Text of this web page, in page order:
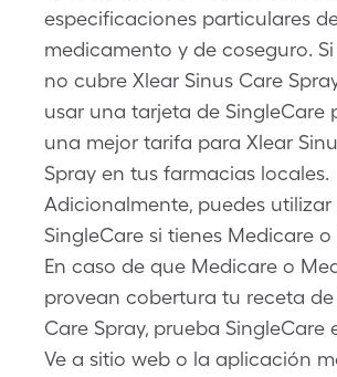
especificaciones particulares
medicamento y de coseguro.
no cubre Xlear Sinus Care
usar una tarjeta de SingleCare
una mejor tarifa para Xlear
Spray en tus farmacias locales.
Adicionalmente, puedes
SingleCare si tienes Medicare
En caso de que Medicare o
provean cobertura tu receta de
Care Spray, prueba SingleCare
Ve a sitio web o la aplicación